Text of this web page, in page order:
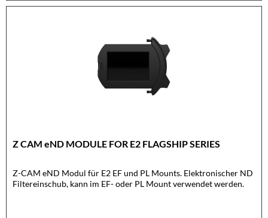
Z CAM eND MODULE FOR E2 FLAGSHIP SERIES
Z-CAM eND Modul für E2 EF und PL Mounts. Elektronischer ND
Filtereinschub, kann im EF- oder PL Mount verwendet werden.